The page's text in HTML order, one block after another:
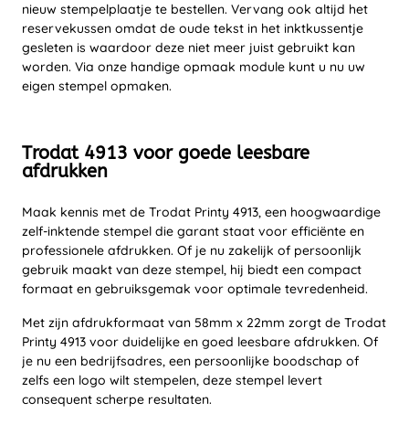
nieuw stempelplaatje te bestellen. Vervang ook altijd het
reservekussen omdat de oude tekst in het inktkussentje
gesleten is waardoor deze niet meer juist gebruikt kan
worden. Via onze handige opmaak module kunt u nu uw
eigen stempel opmaken.
Trodat 4913 voor goede leesbare
afdrukken
Maak kennis met de Trodat Printy 4913, een hoogwaardige
zelf-inktende stempel die garant staat voor efficiënte en
professionele afdrukken. Of je nu zakelijk of persoonlijk
gebruik maakt van deze stempel, hij biedt een compact
formaat en gebruiksgemak voor optimale tevredenheid.
Met zijn afdrukformaat van 58mm x 22mm zorgt de Trodat
Printy 4913 voor duidelijke en goed leesbare afdrukken. Of
je nu een bedrijfsadres, een persoonlijke boodschap of
zelfs een logo wilt stempelen, deze stempel levert
consequent scherpe resultaten.